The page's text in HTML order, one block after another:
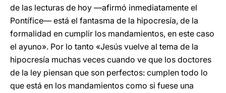
de las lecturas de hoy —afirmó inmediatamente el
Pontífice— está el fantasma de la hipocresía, de la
formalidad en cumplir los mandamientos, en este caso
el ayuno». Por lo tanto «Jesús vuelve al tema de la
hipocresía muchas veces cuando ve que los doctores
de la ley piensan que son perfectos: cumplen todo lo
que está en los mandamientos como si fuese una